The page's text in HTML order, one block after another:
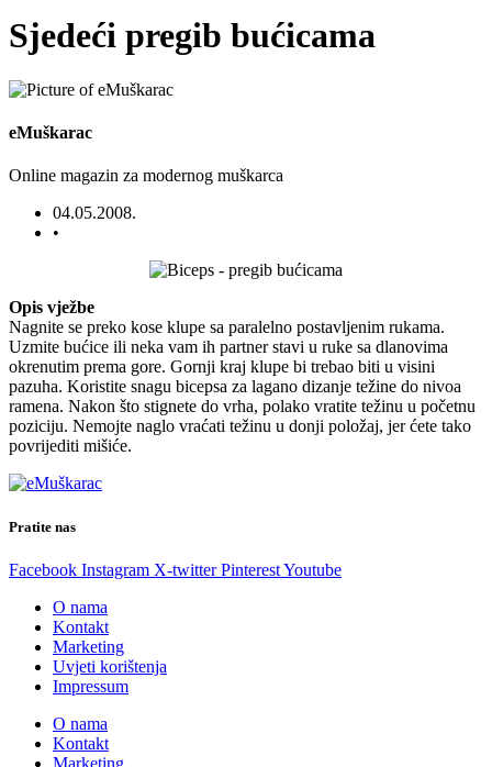
Sjedeći pregib bućicama
eMuškarac
Online magazin za modernog muškarca
04.05.2008.
•
Opis vježbe
Nagnite se preko kose klupe sa paralelno postavljenim rukama.
Uzmite bućice ili neka vam ih partner stavi u ruke sa dlanovima
okrenutim prema gore. Gornji kraj klupe bi trebao biti u visini
pazuha. Koristite snagu bicepsa za lagano dizanje težine do nivoa
ramena. Nakon što stignete do vrha, polako vratite težinu u početnu
poziciju. Nemojte naglo vraćati težinu u donji položaj, jer ćete tako
povrijediti mišiće.
Pratite nas
Facebook Instagram X-twitter PinterestYoutube
O nama
Kontakt
Marketing
Uvjeti korištenja
Impressum
O nama
Kontakt
Marketing